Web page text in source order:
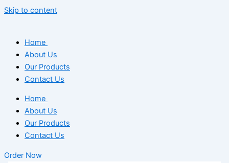
Skip to content
Home
About Us
Our Products
Contact Us
Home
About Us
Our Products
Contact Us
Order Now